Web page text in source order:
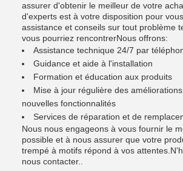
assurer d'obtenir le meilleur de votre
d'experts est à votre disposition pour
assistance et conseils sur tout problème
vous pourriez rencontrerNous offrons:
Assistance technique 24/7 par
Guidance et aide à l'installation
Formation et éducation aux produits
Mise à jour régulière des
nouvelles fonctionnalités
Services de réparation et de
Nous nous engageons à vous fournir le
possible et à nous assurer que votre
trempé à motifs répond à vos
nous contacter..